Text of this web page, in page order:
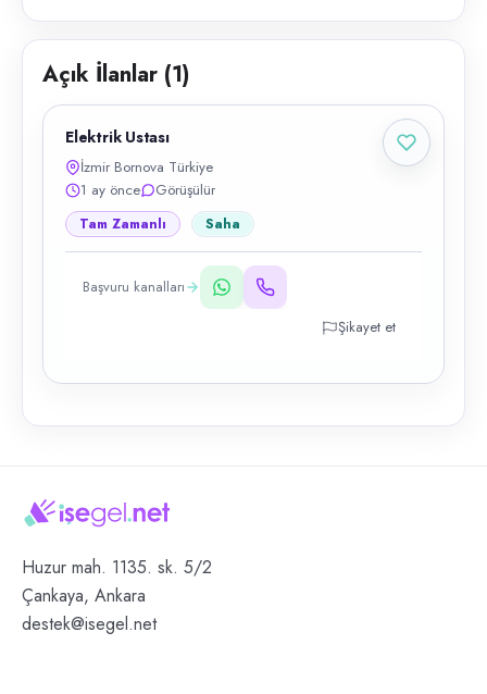
Açık İlanlar (1)
Elektrik Ustası
İzmir Bornova Türkiye
1 ay önce
Görüşülür
Tam Zamanlı Saha
Başvuru kanalları
Şikayet et
Huzur mah. 1135. sk. 5/2
Çankaya, Ankara
destek@isegel.net